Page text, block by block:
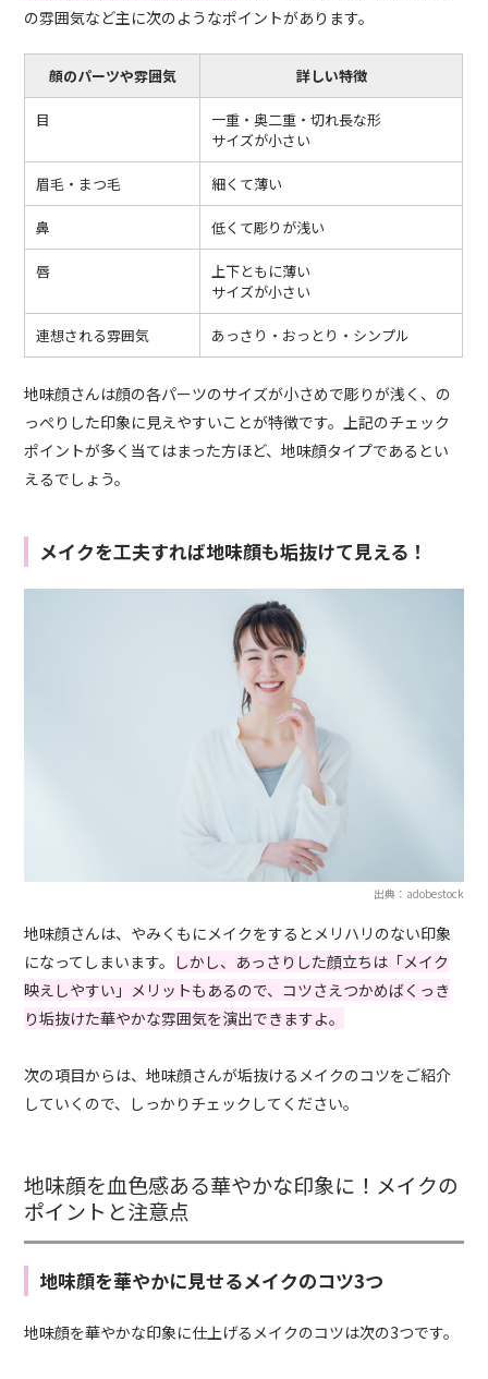
の雰囲気など主に次のようなポイントがあります。
顔のパーツや雰囲気 詳しい特徴
目
一重・奥二重・切れ長な形
サイズが小さい
眉毛・まつ毛 細くて薄い
鼻 低くて彫りが浅い
唇
上下ともに薄い
サイズが小さい
連想される雰囲気 あっさり・おっとり・シンプル
地味顔さんは顔の各パーツのサイズが小さめで彫りが浅く、の
っぺりした印象に見えやすいことが特徴です。上記のチェック
ポイントが多く当てはまった方ほど、地味顔タイプであるとい
えるでしょう。
メイクを工夫すれば地味顔も垢抜けて見える！
出典：adobestock
地味顔さんは、やみくもにメイクをするとメリハリのない印象
になってしまいます。 しかし、あっさりした顔立ちは「メイク
映えしやすい」メリットもあるので、コツさえつかめばくっき
り垢抜けた華やかな雰囲気を演出できますよ。
次の項目からは、地味顔さんが垢抜けるメイクのコツをご紹介
していくので、しっかりチェックしてください。
地味顔を血色感ある華やかな印象に！メイクの
ポイントと注意点
地味顔を華やかに見せるメイクのコツ3つ
地味顔を華やかな印象に仕上げるメイクのコツは次の3つです。